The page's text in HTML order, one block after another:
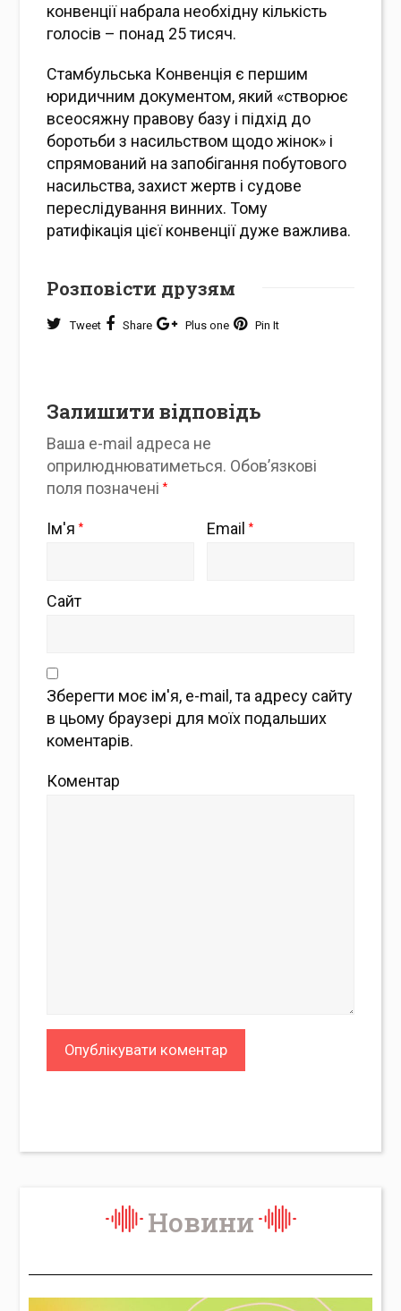
конвенції набрала необхідну кількість
голосів – понад 25 тисяч.
Стамбульська Конвенція є першим
юридичним документом, який «створює
всеосяжну правову базу і підхід до
боротьби з насильством щодо жінок» і
спрямований на запобігання побутового
насильства, захист жертв і судове
переслідування винних. Тому
ратифікація цієї конвенції дуже важлива.
Розповісти друзям
Tweet Share Plus one Pin It
Залишити відповідь
Ваша e-mail адреса не
оприлюднюватиметься. Обов’язкові
поля позначені*
Ім'я* Email *
Сайт
Зберегти моє ім'я, e-mail, та адресу сайту
в цьому браузері для моїх подальших
коментарів.
Коментар
Новини